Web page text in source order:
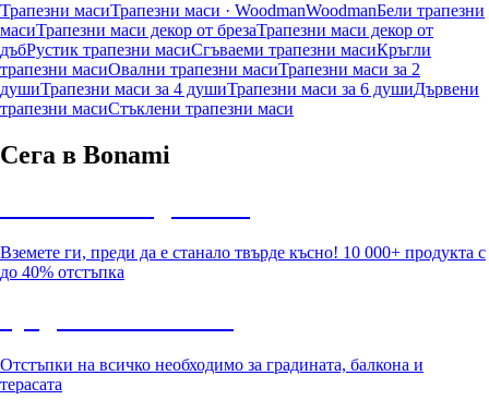
Трапезни масиТрапезни маси · WoodmanWoodmanБели трапезни
масиТрапезни маси декор от брезаТрапезни маси декор от
дъбРустик трапезни масиСгъваеми трапезни масиКръгли
трапезни масиОвални трапезни масиТрапезни маси за 2
душиТрапезни маси за 4 душиТрапезни маси за 6 душиДървени
трапезни масиСтъклени трапезни маси
Сега в Bonami
Вземете ги, преди да е станало твърде късно! 10 000+ продукта с
до 40% отстъпка
Отстъпки на всичко необходимо за градината, балкона и
терасата